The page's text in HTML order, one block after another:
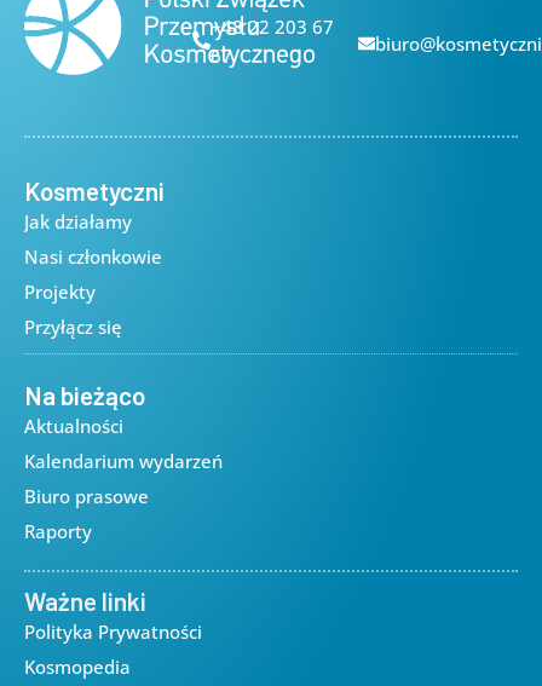
+48 22 203 67
67
Kosmetyczni
Jak działamy
Nasi członkowie
Projekty
Przyłącz się
Na bieżąco
Aktualności
Kalendarium wydarzeń
Biuro prasowe
Raporty
Ważne linki
Polityka Prywatności
Kosmopedia